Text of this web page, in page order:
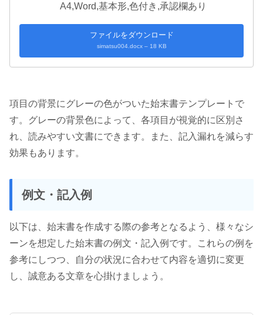
A4,Word,基本形,色付き,承認欄あり
ファイルをダウンロード
simatsu004.docx – 18 KB
項目の背景にグレーの色がついた始末書テンプレートで
す。グレーの背景色によって、各項目が視覚的に区別さ
れ、読みやすい文書にできます。また、記入漏れを減らす
効果もあります。
例文・記入例
以下は、始末書を作成する際の参考となるよう、様々なシ
ーンを想定した始末書の例文・記入例です。これらの例を
参考にしつつ、自分の状況に合わせて内容を適切に変更
し、誠意ある文章を心掛けましょう。